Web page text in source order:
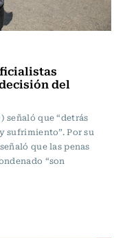
del
señaló que “detrás
sufrimiento”. Por su
que las penas
“son